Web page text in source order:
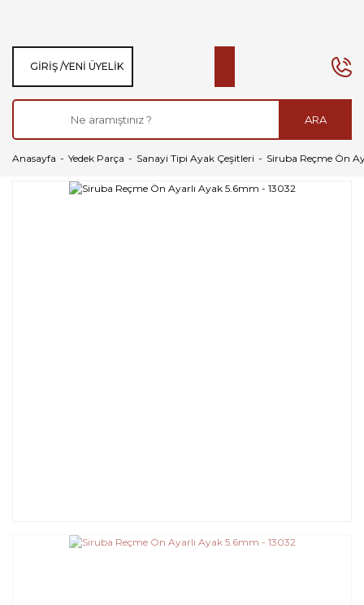
ARA
GIRIŞ /YENI ÜYELIK
Anasayfa Yedek Parça Sanayi Tipi Ayak Çeşitleri Siruba Reçme Ön